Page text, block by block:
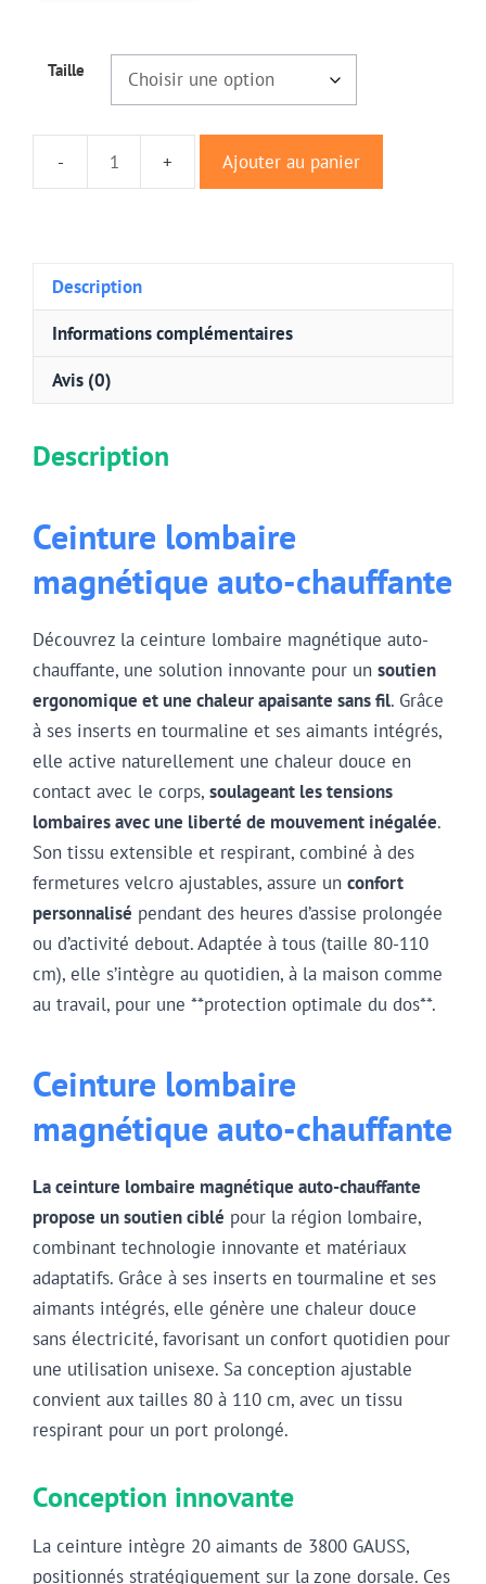
Taille
quantité
auto-
chauffante
Ajouter au panier
Description
Informations complémentaires
Avis (0)
Description
Ceinture lombaire
magnétique auto-chauffante
Découvrez la ceinture lombaire magnétique auto-
chauffante, une solution innovante pour un soutien
ergonomique et une chaleur apaisante sans fil. Grâce
à ses inserts en tourmaline et ses aimants intégrés,
elle active naturellement une chaleur douce en
contact avec le corps, soulageant les tensions
lombaires avec une liberté de mouvement inégalée.
Son tissu extensible et respirant, combiné à des
fermetures velcro ajustables, assure un confort
personnalisé pendant des heures d’assise prolongée
ou d’activité debout. Adaptée à tous (taille 80-110
cm), elle s’intègre au quotidien, à la maison comme
au travail, pour une **protection optimale du dos**.
Ceinture lombaire
magnétique auto-chauffante
La ceinture lombaire magnétique auto-chauffante
propose un soutien ciblé pour la région lombaire,
combinant technologie innovante et matériaux
adaptatifs. Grâce à ses inserts en tourmaline et ses
aimants intégrés, elle génère une chaleur douce
sans électricité, favorisant un confort quotidien pour
une utilisation unisexe. Sa conception ajustable
convient aux tailles 80 à 110 cm, avec un tissu
respirant pour un port prolongé.
Conception innovante
La ceinture intègre 20 aimants de 3800 GAUSS,
positionnés stratégiquement sur la zone dorsale. Ces